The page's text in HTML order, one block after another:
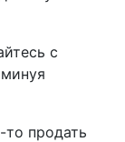
с
то продать